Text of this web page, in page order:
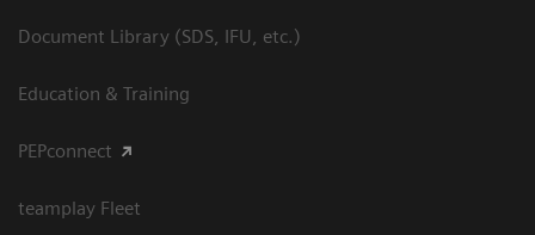
Document Library (SDS, IFU, etc.)
Education & Training
PEPconnect
teamplay Fleet